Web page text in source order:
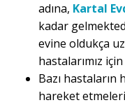
adına, Kartal
kadar
evine oldukça
hastalarımız
Bazı hastaların
hareket